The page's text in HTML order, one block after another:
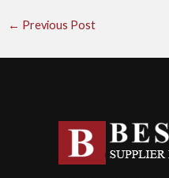
← Previous Post